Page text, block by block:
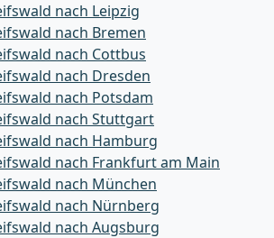
nach Leipzig
nach Bremen
nach Cottbus
nach Dresden
nach Potsdam
nach Stuttgart
nach Hamburg
nach Frankfurt am Main
nach München
nach Nürnberg
nach Augsburg